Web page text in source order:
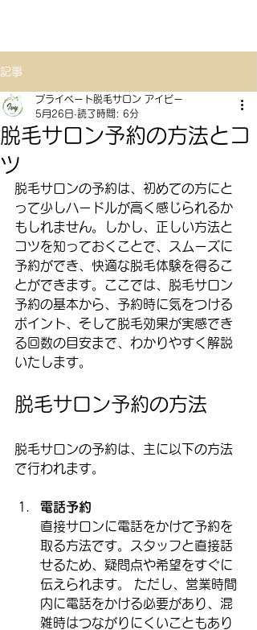
記事
脱毛サロン予約の方法とコ
ツ
プライベート脱毛サロン アイビー
5月26日 読了時間: 6分
脱毛サロンの予約は、初めての方にと
って少しハードルが高く感じられるか
もしれません。しかし、正しい方法と
コツを知っておくことで、スムーズに
予約ができ、快適な脱毛体験を得るこ
とができます。ここでは、脱毛サロン
予約の基本から、予約時に気をつける
ポイント、そして脱毛効果が実感でき
る回数の目安まで、わかりやすく解説
いたします。
脱毛サロン予約の方法
脱毛サロンの予約は、主に以下の方法
で行われます。
電話予約
直接サロンに電話をかけて予約を
取る方法です。スタッフと直接話
せるため、疑問点や希望をすぐに
伝えられます。 ただし、営業時間
内に電話をかける必要があり、混
雑時はつながりにくいこともあり